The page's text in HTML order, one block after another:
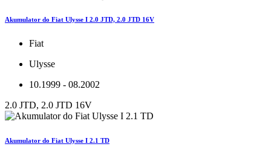
Akumulator do Fiat Ulysse I 2.0 JTD, 2.0 JTD 16V
Fiat
Ulysse
10.1999 - 08.2002
2.0 JTD, 2.0 JTD 16V
Akumulator do Fiat Ulysse I 2.1 TD